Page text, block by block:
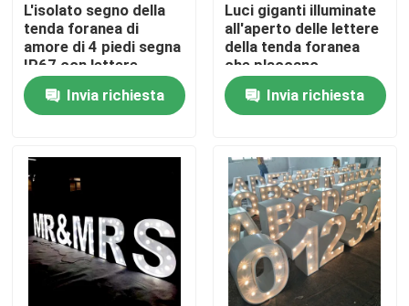
Richieda una citazione
segno della lettera 3d
Segno retroilluminato della lettera
Lettere acriliche principali
L'isolato segno della
tenda foranea di
amore di 4 piedi segna
IP67 con lettere
impermeabile
Invia richiesta
Luci giganti illuminate
all'aperto delle lettere
della tenda foranea
che placcano
Invia richiesta